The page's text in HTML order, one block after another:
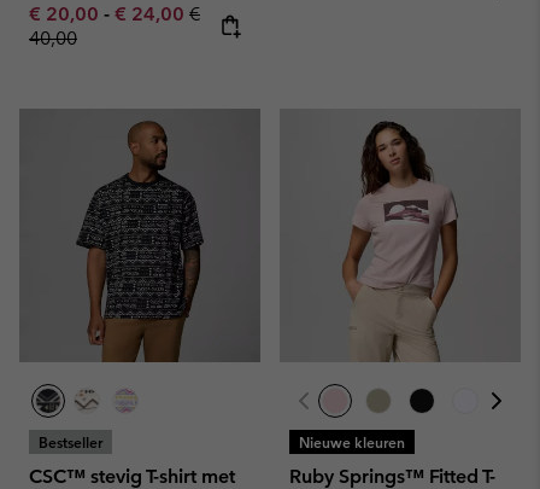
Minimum sale price:
€ 20,00 - Maximum sale price:
€ 24,00 Regular price:
€
40,00
Bestseller
CSC™ stevig T-shirt met
Nieuwe kleuren
Ruby Springs™ Fitted T-